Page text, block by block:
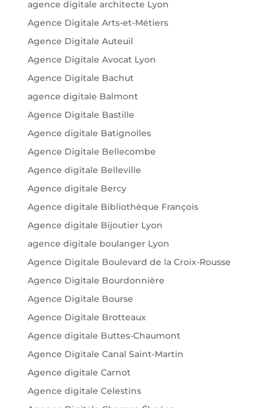
agence digitale architecte Lyon
Agence Digitale Arts-et-Métiers
Agence Digitale Auteuil
Agence Digitale Avocat Lyon
Agence Digitale Bachut
agence digitale Balmont
Agence Digitale Bastille
Agence digitale Batignolles
Agence Digitale Bellecombe
Agence digitale Belleville
Agence digitale Bercy
Agence digitale Bibliothèque François
Agence digitale Bijoutier Lyon
agence digitale boulanger Lyon
Agence Digitale Boulevard de la Croix-Rousse
Agence Digitale Bourdonnière
Agence Digitale Bourse
Agence Digitale Brotteaux
Agence digitale Buttes-Chaumont
Agence Digitale Canal Saint-Martin
Agence digitale Carnot
Agence digitale Celestins